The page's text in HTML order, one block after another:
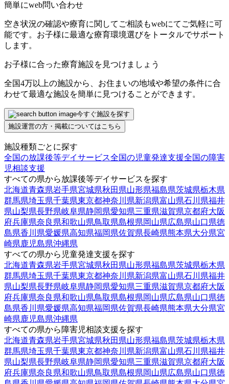
簡単にweb問い合わせ
空き状況の確認や療育に関してご相談もwebにてご気軽に可
能です。お子様に最適な療育環境選びをトータルでサポート
します。
お子様に合った療育施設を見つけましょう
全国4万以上の施設から、お住まいの地域や希望の条件に合
わせて最適な施設を簡単に見つけることができます。
今すぐ施設を探す
施設運営の方・掲載についてはこちら
施設種類ごとに探す
全国の放課後等デイサービス全国の児童発達支援全国の障害
児相談支援
すべての県から放課後等デイサービスを探す
北海道青森県岩手県宮城県秋田県山形県福島県茨城県栃木県
群馬県埼玉県千葉県東京都神奈川県新潟県富山県石川県福井
県山梨県長野県岐阜県静岡県愛知県三重県滋賀県京都府大阪
府兵庫県奈良県和歌山県鳥取県島根県岡山県広島県山口県徳
島県香川県愛媛県高知県福岡県佐賀県長崎県熊本県大分県宮
崎県鹿児島県沖縄県
すべての県から児童発達支援を探す
北海道青森県岩手県宮城県秋田県山形県福島県茨城県栃木県
群馬県埼玉県千葉県東京都神奈川県新潟県富山県石川県福井
県山梨県長野県岐阜県静岡県愛知県三重県滋賀県京都府大阪
府兵庫県奈良県和歌山県鳥取県島根県岡山県広島県山口県徳
島県香川県愛媛県高知県福岡県佐賀県長崎県熊本県大分県宮
崎県鹿児島県沖縄県
すべての県から障害児相談支援を探す
北海道青森県岩手県宮城県秋田県山形県福島県茨城県栃木県
群馬県埼玉県千葉県東京都神奈川県新潟県富山県石川県福井
県山梨県長野県岐阜県静岡県愛知県三重県滋賀県京都府大阪
府兵庫県奈良県和歌山県鳥取県島根県岡山県広島県山口県徳